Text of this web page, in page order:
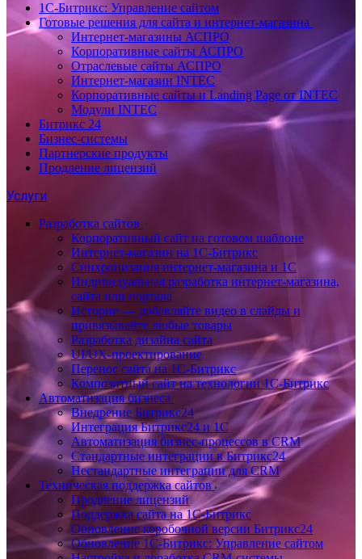
1С-Битрикс: Управление сайтом
Готовые решения для сайта и интернет-магазина
Интернет-магазины АСПРО
Корпоративные сайты АСПРО
Отраслевые сайты АСПРО
Интернет-магазин INTEC
Корпоративные сайты и Landing Page от INTEC
Модули INTEC
Битрикс 24
Бизнес-системы
Партнерские продукты
Продление лицензий
Услуги
Разработка сайтов
Корпоративный сайт на готовом шаблоне
Интернет-магазин на 1С-Битрикс
Синхронизация интернет-магазина и 1С
Индивидуальная разработка интернет-магазина,
сайта или портала
Истории — добавляйте видео в слайды и
привязывайте любые товары
Разработка дизайна сайта
UI/UX-проектирование
Перенос сайта на 1С-Битрикс
Композитный сайт на технологии 1С-Битрикс
Автоматизация бизнеса
Внедрение Битрикс24
Интеграция Битрикс24 и 1С
Автоматизация бизнес-процессов в CRM
Стандартные интеграции в Битрикс24
Нестандартные интеграции для CRM
Техническая поддержка сайтов
Продление лицензий
Поддержка сайта на 1С-Битрикс
Обновление коробочной версии Битрикс24
Обновление 1С-Битрикс: Управление сайтом